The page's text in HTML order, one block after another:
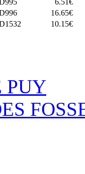
6.51€
16.65€
10.15€
PUY